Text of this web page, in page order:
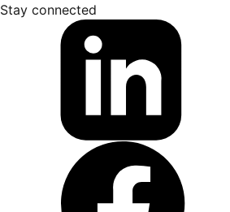
Stay connected